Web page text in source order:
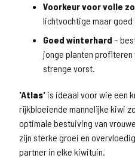
Voorkeur voor volle
lichtvochtige maar
Goed winterhard –
jonge planten profiteren
strenge vorst.
'Atlas' is ideaal voor wie een
rijkbloeiende mannelijke kiwi
optimale bestuiving van
zijn sterke groei en
partner in elke kiwituin.